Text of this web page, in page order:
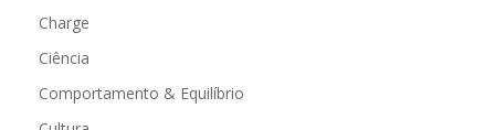
Charge
Ciência
Comportamento & Equilíbrio